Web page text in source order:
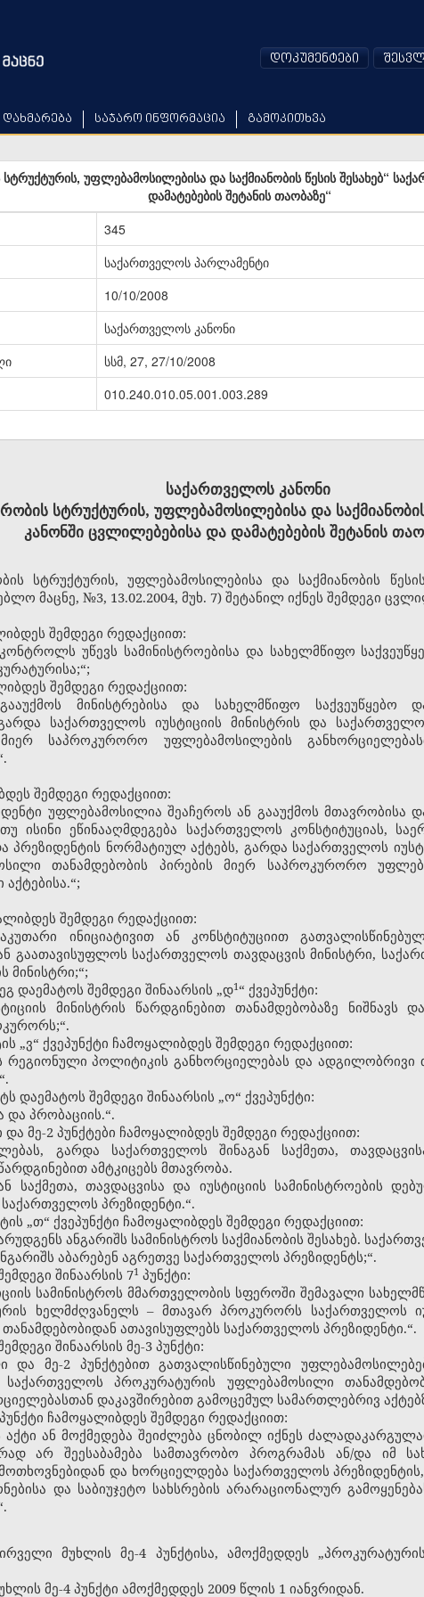
დახმარება საჯარო ინფორმაცია გამოკითხვა
დოკუმენტები
უფლებამოსილებისა და საქმიანობის წესის შესახებ“
დამატებების შეტანის თაობაზე“
345
საქართველოს პარლამენტი
10/10/2008
საქართველოს კანონი
სსმ, 27, 27/10/2008
010.240.010.05.001.003.289
საქართველოს კანონი
სტრუქტურის, უფლებამოსილებისა და
კანონში ცვლილებებისა და დამატებების შეტანის
სტრუქტურის, უფლებამოსილებისა და საქმიანობის
მაცნე, №3, 13.02.2004, მუხ. 7) შეტანილ იქნეს შემდეგი
შემდეგი რედაქციით:
უწევს სამინისტროებისა და სახელმწიფო
შემდეგი რედაქციით:
მინისტრებისა და სახელმწიფო საქვეუწყებო
საქართველოს იუსტიციის მინისტრის და
საპროკურორო უფლებამოსილების
შემდეგი რედაქციით:
უფლებამოსილია შეაჩეროს ან გააუქმოს
ისინი ეწინააღმდეგება საქართველოს კონსტიტუციას,
პრეზიდენტის ნორმატიულ აქტებს, გარდა საქართველოს
თანამდებობის პირების მიერ საპროკურორო
შემდეგი რედაქციით:
ინიციატივით ან კონსტიტუციით
გაათავისუფლოს საქართველოს თავდაცვის მინისტრი,
მინისტრი;“;
დაემატოს შემდეგი შინაარსის „დ​1“ ქვეპუნქტი:
მინისტრის წარდგინებით თანამდებობაზე ნიშნავს
„ვ“ ქვეპუნქტი ჩამოყალიბდეს შემდეგი რედაქციით:
რეგიონული პოლიტიკის განხორციელებას და
დაემატოს შემდეგი შინაარსის „ო“ ქვეპუნქტი:
პრობაციის.“.
მე-2 პუნქტები ჩამოყალიბდეს შემდეგი რედაქციით:
გარდა საქართველოს შინაგან საქმეთა,
ამტკიცებს მთავრობა.
საქმეთა, თავდაცვისა და იუსტიციის სამინისტროების
პრეზიდენტი.“.
„თ“ ქვეპუნქტი ჩამოყალიბდეს შემდეგი რედაქციით:
ანგარიშს სამინისტროს საქმიანობის შესახებ.
აბარებენ აგრეთვე საქართველოს პრეზიდენტს;“.
შინაარსის 7​1 პუნქტი:
სამინისტროს მმართველობის სფეროში შემავალი
ხელმძღვანელს – მთავარ პროკურორს საქართველოს
თანამდებობიდან ათავისუფლებს საქართველოს პრეზიდენტი.“.
შინაარსის მე-3 პუნქტი:
და მე-2 პუნქტებით გათვალისწინებული
საქართველოს პროკურატურის უფლებამოსილი
დაკავშირებით გამოცემულ სამართლებრივ
ჩამოყალიბდეს შემდეგი რედაქციით:
აქტი ან მოქმედება შეიძლება ცნობილ იქნეს
არ შეესაბამება სამთავრობო პროგრამას ან/და იმ
და ხორციელდება საქართველოს
და საბიუჯეტო სახსრების არარაციონალურ
მუხლის მე-4 პუნქტისა, ამოქმედდეს
მე-4 პუნქტი ამოქმედდეს 2009 წლის 1 იანვრიდან.